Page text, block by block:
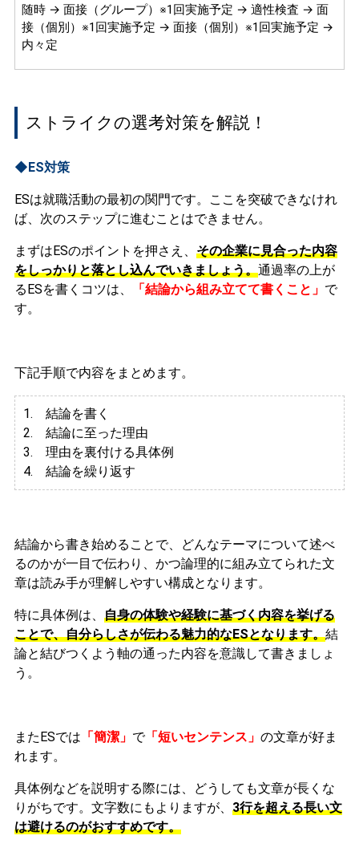
随時 → 面接（グループ）※1回実施予定 → 適性検査 → 面
接（個別）※1回実施予定 → 面接（個別）※1回実施予定 →
内々定
ストライクの選考対策を解説！
◆ES対策
ESは就職活動の最初の関門です。ここを突破できなけれ
ば、次のステップに進むことはできません。
まずはESのポイントを押さえ、 その企業に見合った内容
をしっかりと落とし込んでいきましょう。通過率の上が
るESを書くコツは、
「結論から組み立てて書くこと」 で
す。
下記手順で内容をまとめます。
1. 結論を書く
2. 結論に至った理由
3. 理由を裏付ける具体例
4. 結論を繰り返す
結論から書き始めることで、どんなテーマについて述べ
るのかが一目で伝わり、かつ論理的に組み立てられた文
章は読み手が理解しやすい構成となります。
特に具体例は、 自身の体験や経験に基づく内容を挙げる
ことで、自分らしさが伝わる魅力的なESとなります。結
論と結びつくよう軸の通った内容を意識して書きましょ
う。
またESでは 「簡潔」 で「短いセンテンス」 の文章が好ま
れます。
具体例などを説明する際には、どうしても文章が長くな
りがちです。文字数にもよりますが、 3行を超える長い文
は避けるのがおすすめです。